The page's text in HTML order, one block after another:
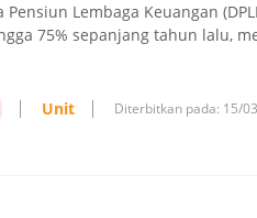
Pensiun Lembaga Keuangan
75% sepanjang tahun lalu,
Unit Diterbitkan pada: 15/